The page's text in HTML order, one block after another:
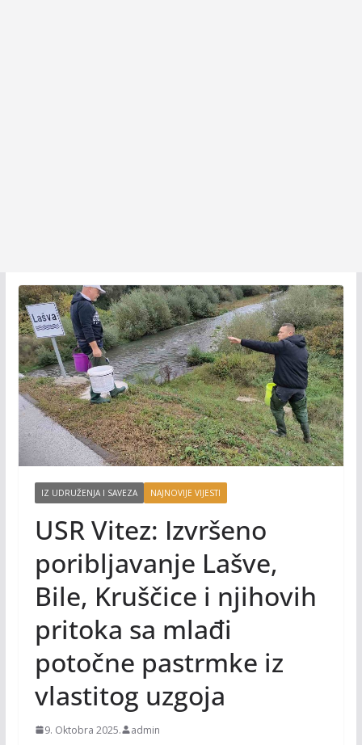
IZ UDRUŽENJA I SAVEZA NAJNOVIJE VIJESTI
USR Vitez: Izvršeno
poribljavanje Lašve,
Bile, Kruščice i njihovih
pritoka sa mlađi
potočne pastrmke iz
vlastitog uzgoja
9. Oktobra 2025. admin